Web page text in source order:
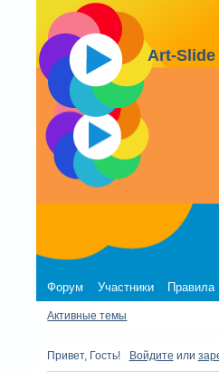
Art-Slide
Форум Участники Правила
Активные темы
Привет, Гость! Войдите или